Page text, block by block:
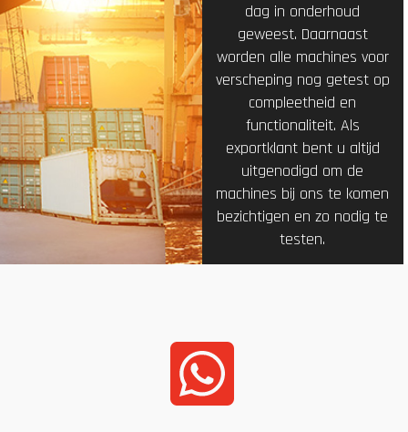
dag in onderhoud
geweest. Daarnaast
worden alle machines voor
verscheping nog getest op
compleetheid en
functionaliteit. Als
exportklant bent u altijd
uitgenodigd om de
machines bij ons te komen
bezichtigen en zo nodig te
testen.